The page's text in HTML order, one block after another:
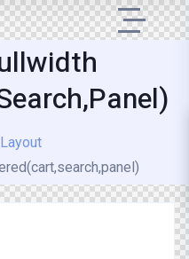
Layout